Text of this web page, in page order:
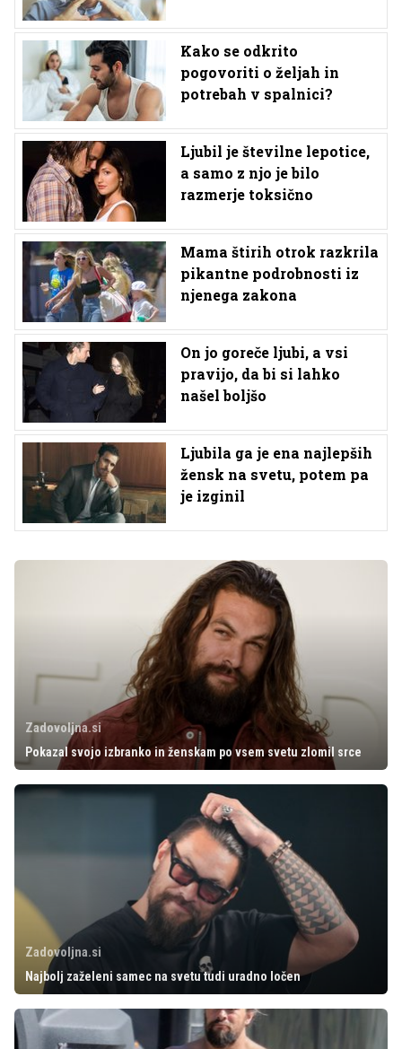
Kako se odkrito
pogovoriti o željah in
potrebah v spalnici?
Ljubil je številne lepotice,
a samo z njo je bilo
razmerje toksično
Mama štirih otrok razkrila
pikantne podrobnosti iz
njenega zakona
On jo goreče ljubi, a vsi
pravijo, da bi si lahko
našel boljšo
Ljubila ga je ena najlepših
žensk na svetu, potem pa
je izginil
Zadovoljna.si
Pokazal svojo izbranko in ženskam po vsem svetu zlomil srce
Zadovoljna.si
Najbolj zaželeni samec na svetu tudi uradno ločen